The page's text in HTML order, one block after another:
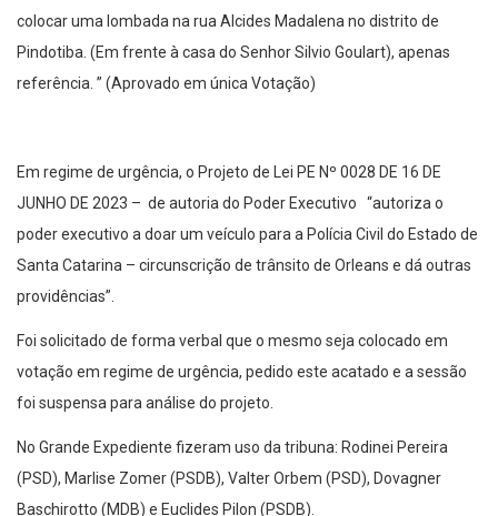
colocar uma lombada na rua Alcides Madalena no distrito de
Pindotiba. (Em frente à casa do Senhor Silvio Goulart), apenas
referência. ” (Aprovado em única Votação)
Em regime de urgência, o Projeto de Lei PE Nº 0028 DE 16 DE
JUNHO DE 2023 – de autoria do Poder Executivo “autoriza o
poder executivo a doar um veículo para a Polícia Civil do Estado de
Santa Catarina – circunscrição de trânsito de Orleans e dá outras
providências”.
Foi solicitado de forma verbal que o mesmo seja colocado em
votação em regime de urgência, pedido este acatado e a sessão
foi suspensa para análise do projeto.
No Grande Expediente fizeram uso da tribuna: Rodinei Pereira
(PSD), Marlise Zomer (PSDB), Valter Orbem (PSD), Dovagner
Baschirotto (MDB) e Euclides Pilon (PSDB).